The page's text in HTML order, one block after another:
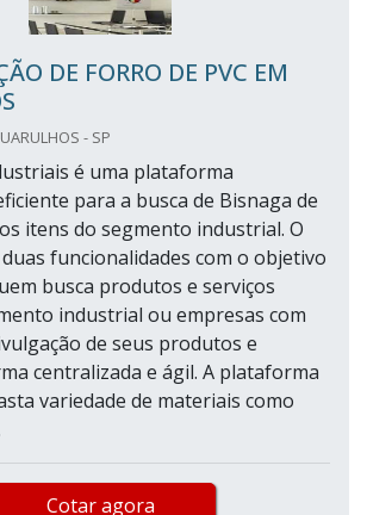
DE FORRO DE PVC EM
- SP
é uma plataforma
para a busca de Bisnaga de
itens do segmento industrial. O
funcionalidades com o objetivo
busca produtos e serviços
industrial ou empresas com
de seus produtos e
centralizada e ágil. A plataforma
variedade de materiais como
Cotar agora